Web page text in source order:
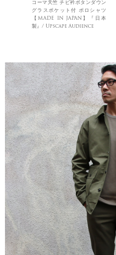
コーマ天竺 チビ衿ボタンダウン
グラスポケット付 ポロシャツ
【MADE IN JAPAN】『日本
製』/ Upscape Audience